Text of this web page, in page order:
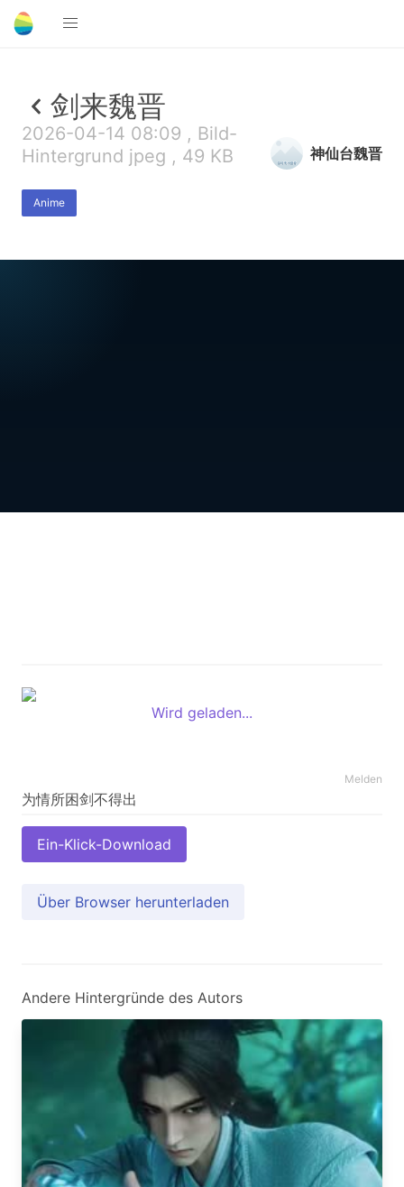
剑来魏晋
2026-04-14 08:09 , Bild-
Hintergrund jpeg , 49 KB
Anime
神仙台魏晋
Wird geladen...
Melden
Ein-Klick-Download
Über Browser herunterladen
Andere Hintergründe des Autors